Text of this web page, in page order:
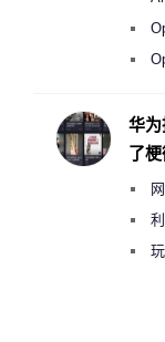
《人
2000
华为
了
绕梁”
曾将